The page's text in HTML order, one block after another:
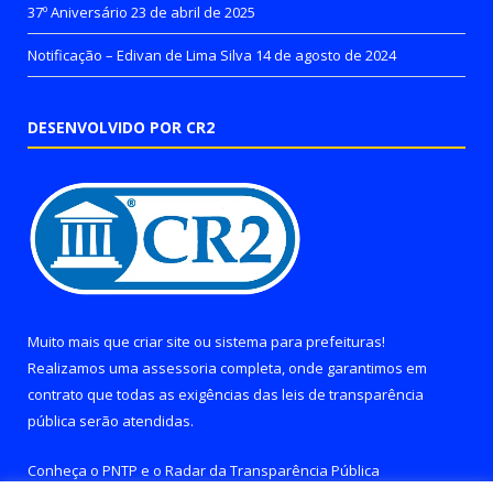
37º Aniversário 23 de abril de 2025
Notificação – Edivan de Lima Silva 14 de agosto de 2024
DESENVOLVIDO POR CR2
Muito mais que criar site ou sistema para prefeituras!
Realizamos uma assessoria completa, onde garantimos em
contrato que todas as exigências das leis de transparência
pública serão atendidas.
Conheça o PNTP e o Radar da Transparência Pública